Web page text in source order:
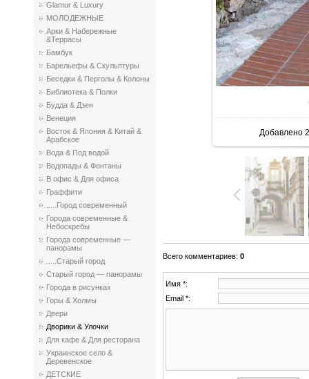
Glamur & Luxury
МОЛОДЕЖНЫЕ
Арки & Набережные
&Террасы
Бамбук
Барельефы & Скульптуры
Беседки & Перголы & Колоны
Библиотека & Полки
Будда & Дзен
Венеция
Восток & Япония & Китай &
Арабское
Вода & Под водой
Водопады & Фонтаны
В офис & Для офиса
Граффити
.....Город современный
Города современные &
Небоскребы
Города современные —
панорамы
.....Старый город
Старый город — панорамы
Города в рисунках
Горы & Холмы
Двери
Дворики & Улочки
Для кафе & Для ресторана
Украинское село &
Деревенское
ДЕТСКИЕ
Добавлено
Всего комментариев: 0
Имя *:
Email *: